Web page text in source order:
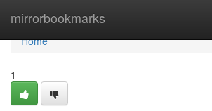
mirrorbookmarks
Home
Home
1